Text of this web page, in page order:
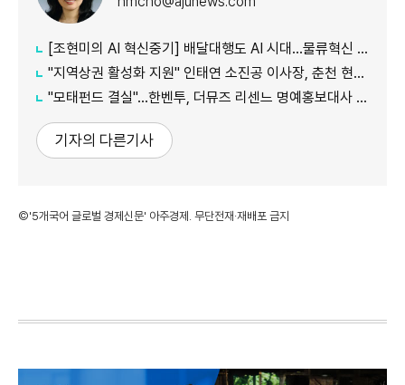
[조현미의 AI 혁신중기] 배달대행도 AI 시대…물류혁신 선도하는 부릉
"지역상권 활성화 지원" 인태연 소진공 이사장, 춘천 현장방문
"모태펀드 결실"…한벤투, 더뮤즈 리센느 명예홍보대사 임명
기자의 다른기사
©'5개국어 글로벌 경제신문' 아주경제. 무단전재·재배포 금지